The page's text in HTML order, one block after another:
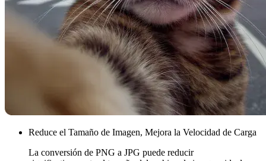
Reduce el Tamaño de Imagen, Mejora la Velocidad de Carga
La conversión de PNG a JPG puede reducir